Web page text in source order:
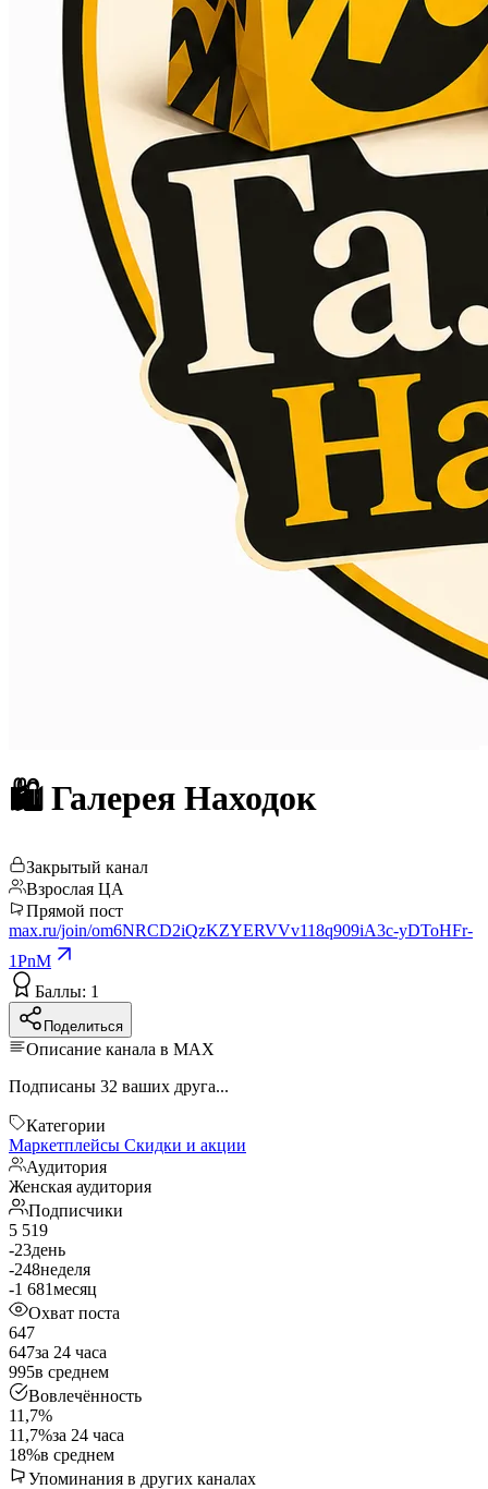
🛍️ Галерея Находок
Закрытый канал
Взрослая ЦА
Прямой пост
max.ru/join/om6NRCD2iQzKZYERVVv118q909iA3c-yDToHFr-
1PnM
Баллы: 1
Поделиться
Описание канала в MAX
Подписаны 32 ваших друга...
Категории
Маркетплейсы Скидки и акции
Аудитория
Женская аудитория
Подписчики
5 519
-23день
-248неделя
-1 681месяц
Охват поста
647
647за 24 часа
995в среднем
Вовлечённость
11,7%
11,7%за 24 часа
18%в среднем
Упоминания в других каналах